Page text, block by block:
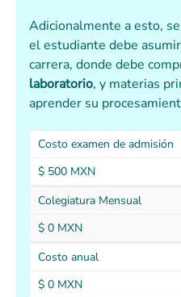
Adicionalmente a esto,
el estudiante debe
carrera, donde debe
laboratorio, y materias
aprender su
Costo examen de admisión
$ 500 MXN
Colegiatura Mensual
$ 0 MXN
Costo anual
$ 0 MXN